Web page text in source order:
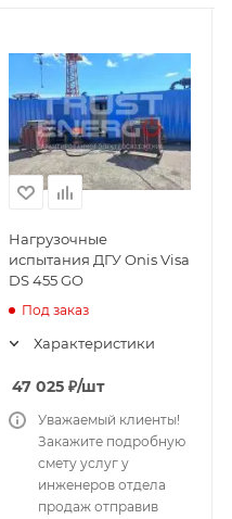
Нагрузочные
испытания ДГУ Onis Visa
DS 455 GO
Под заказ
Характеристики
47 025 ₽/шт
Уважаемый клиенты!
Закажите подробную
смету услуг у
инженеров отдела
продаж отправив